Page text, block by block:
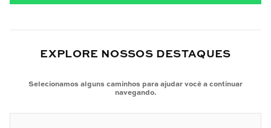
EXPLORE NOSSOS DESTAQUES
Selecionamos alguns caminhos para ajudar você a continuar
navegando.